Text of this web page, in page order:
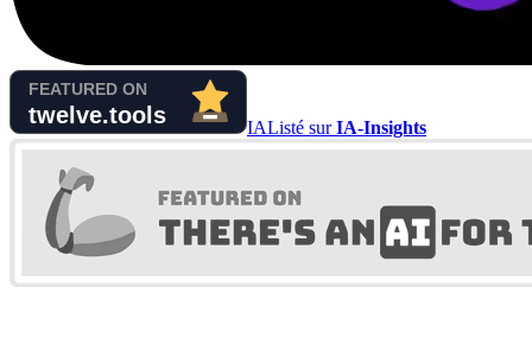
IAListé surIA-Insights